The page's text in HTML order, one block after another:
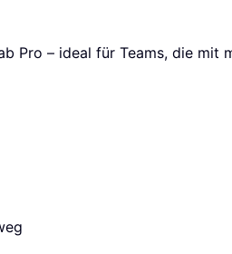
Pro – ideal für Teams, die mit